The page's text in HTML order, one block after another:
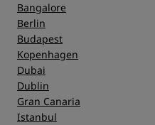
Bangalore
Berlin
Budapest
Kopenhagen
Dubai
Dublin
Gran Canaria
Istanbul